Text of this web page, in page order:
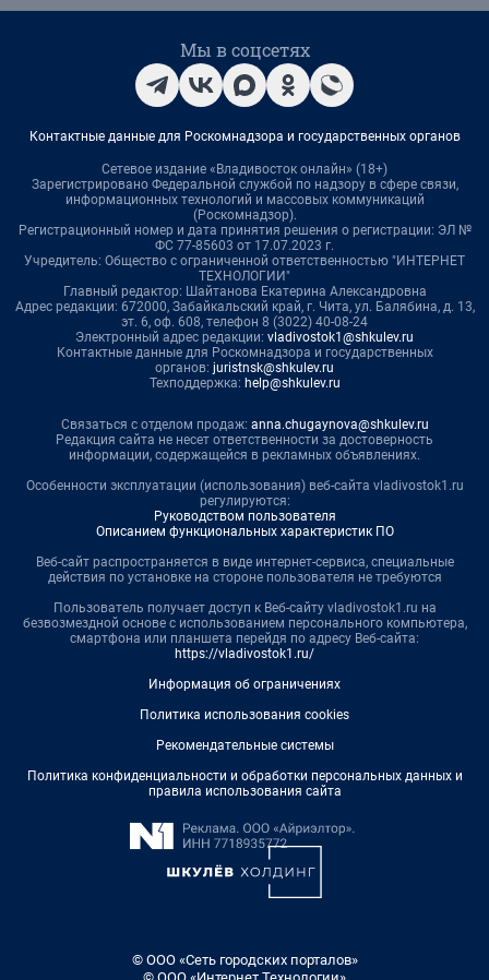
Мы в соцсетях
Контактные данные для Роскомнадзора и государственных органов
Сетевое издание «Владивосток онлайн» (18+)
Зарегистрировано Федеральной службой по надзору в сфере связи,
информационных технологий и массовых коммуникаций
(Роскомнадзор).
Регистрационный номер и дата принятия решения о регистрации: ЭЛ №
ФС 77-85603 от 17.07.2023 г.
Учредитель: Общество с ограниченной ответственностью "ИНТЕРНЕТ
ТЕХНОЛОГИИ"
Главный редактор: Шайтанова Екатерина Александровна
Адрес редакции: 672000, Забайкальский край, г. Чита, ул. Балябина, д. 13,
эт. 6, оф. 608, телефон 8 (3022) 40-08-24
Электронный адрес редакции: vladivostok1@shkulev.ru
Контактные данные для Роскомнадзора и государственных
органов: juristnsk@shkulev.ru
Техподдержка: help@shkulev.ru
Связаться с отделом продаж: anna.chugaynova@shkulev.ru
Редакция сайта не несет ответственности за достоверность
информации, содержащейся в рекламных объявлениях.
Особенности эксплуатации (использования) веб-сайта vladivostok1.ru
регулируются:
Руководством пользователя
Описанием функциональных характеристик ПО
Веб-сайт распространяется в виде интернет-сервиса, специальные
действия по установке на стороне пользователя не требуются
Пользователь получает доступ к Веб-сайту vladivostok1.ru на
безвозмездной основе с использованием персонального компьютера,
смартфона или планшета перейдя по адресу Веб-сайта:
https://vladivostok1.ru/
Информация об ограничениях
Политика использования cookies
Рекомендательные системы
Политика конфиденциальности и обработки персональных данных и
правила использования сайта
© ООО «Сеть городских порталов»